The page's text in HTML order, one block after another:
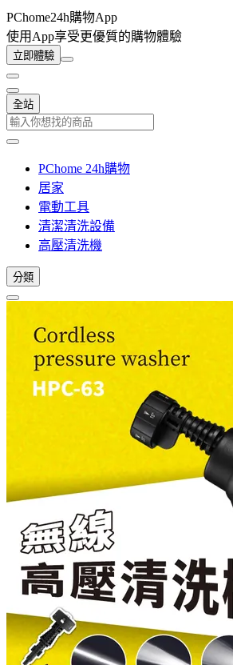
PChome24h購物App
使用App享受更優質的購物體驗
立即體驗
全站
PChome 24h購物
居家
電動工具
清潔清洗設備
高壓清洗機
分類